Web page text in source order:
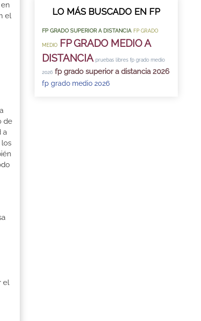
el
de
a
los
el
LO MÁS BUSCADO EN FP
FP GRADO SUPERIOR A DISTANCIA FP GRADO
MEDIO
FP GRADO MEDIO A
DISTANCIA pruebas libres fp grado medio
2026 fp grado superior a distancia 2026
fp grado medio 2026